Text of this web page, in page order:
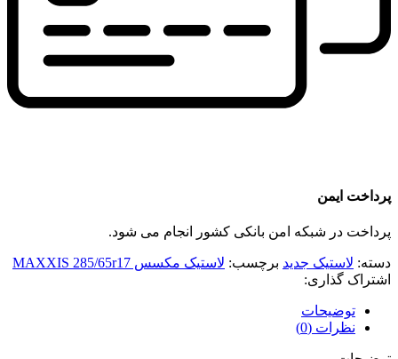
پرداخت ایمن
پرداخت در شبکه امن بانکی کشور انجام می شود.
دسته: لاستیک جدید برچسب: لاستیک مکسس MAXXIS 285/65r17
اشتراک گذاری:
توضیحات
نظرات (0)